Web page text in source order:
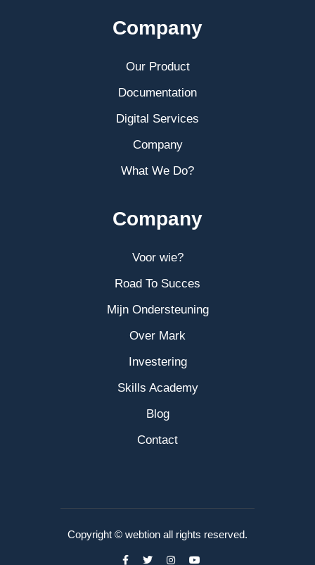
Company
Our Product
Documentation
Digital Services
Company
What We Do?
Company
Voor wie?
Road To Succes
Mijn Ondersteuning
Over Mark
Investering
Skills Academy
Blog
Contact
Copyright © webtion all rights reserved.